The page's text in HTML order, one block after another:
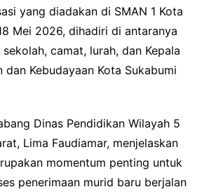
yang diadakan di SMAN 1 Kota
Mei 2026, dihadiri di antaranya
camat, lurah, dan Kepala
dan Kebudayaan Kota Sukabumi
Dinas Pendidikan Wilayah 5
Lima Faudiamar, menjelaskan
momentum penting untuk
penerimaan murid baru berjalan